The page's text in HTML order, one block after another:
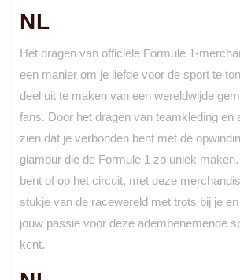
NL
Het dragen van officiële Formule 1-
een manier om je liefde voor de sport te
deel uit te maken van een wereldwijde
fans. Door het dragen van teamkleding en
zien dat je verbonden bent met de
glamour die de Formule 1 zo uniek
bent of op het circuit, met deze
stukje van de racewereld met trots bij je
jouw passie voor deze adembenemende
kent.